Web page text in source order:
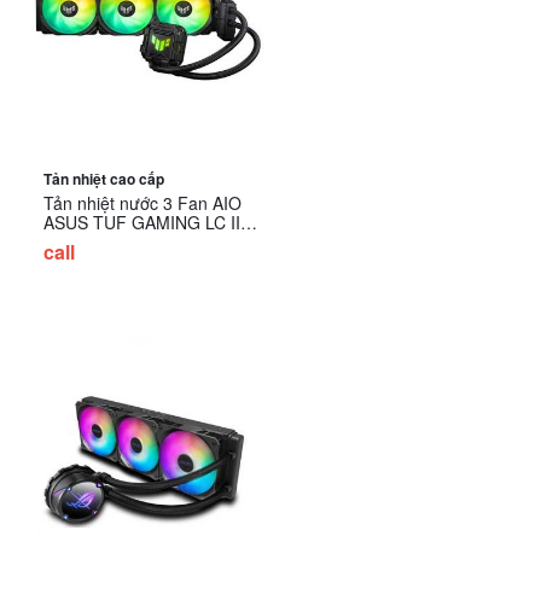
Tản nhiệt cao cấp
Tản nhiệt nước 3 Fan AIO
ASUS TUF GAMING LC II
360 ARGB
call